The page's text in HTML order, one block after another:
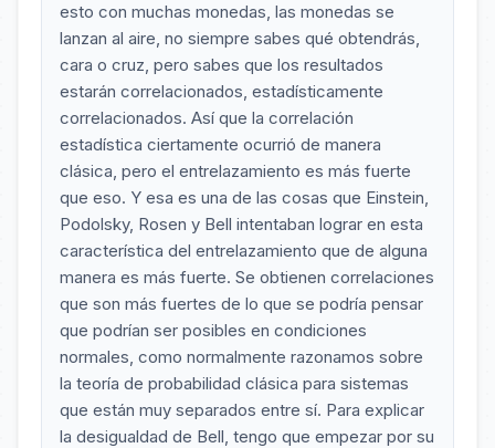
esto con muchas monedas, las monedas se
lanzan al aire, no siempre sabes qué obtendrás,
cara o cruz, pero sabes que los resultados
estarán correlacionados, estadísticamente
correlacionados. Así que la correlación
estadística ciertamente ocurrió de manera
clásica, pero el entrelazamiento es más fuerte
que eso. Y esa es una de las cosas que Einstein,
Podolsky, Rosen y Bell intentaban lograr en esta
característica del entrelazamiento que de alguna
manera es más fuerte. Se obtienen correlaciones
que son más fuertes de lo que se podría pensar
que podrían ser posibles en condiciones
normales, como normalmente razonamos sobre
la teoría de probabilidad clásica para sistemas
que están muy separados entre sí. Para explicar
la desigualdad de Bell, tengo que empezar por su